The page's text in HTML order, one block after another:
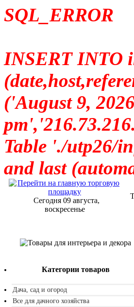
SQL_ERROR
INSERT INTO
('August 9,
Table './utp26/
and last
Сегодня 09 августа,
воскресенье
Категории товаров
Дача, сад и огород
Все для дачного хозяйства